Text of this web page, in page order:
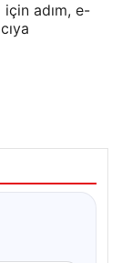
için adım, e-